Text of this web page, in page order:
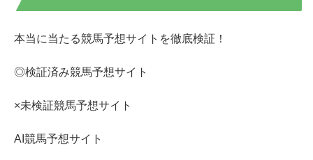
本当に当たる競馬予想サイトを徹底検証！
◎検証済み競馬予想サイト
×未検証競馬予想サイト
AI競馬予想サイト